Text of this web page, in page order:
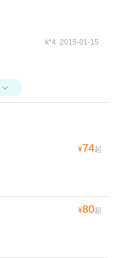
k*4 2015-01-15

¥74起
¥80起